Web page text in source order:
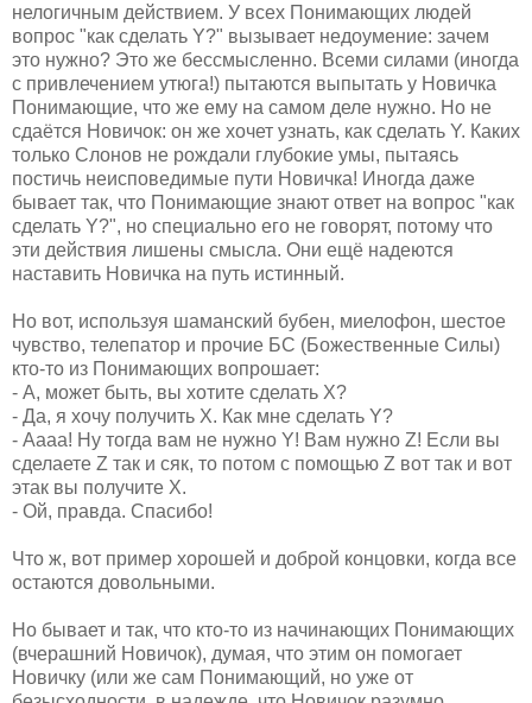
нелогичным действием. У всех Понимающих людей
вопрос "как сделать Y?" вызывает недоумение: зачем
это нужно? Это же бессмысленно. Всеми силами (иногда
с привлечением утюга!) пытаются выпытать у Новичка
Понимающие, что же ему на самом деле нужно. Но не
сдаётся Новичок: он же хочет узнать, как сделать Y. Каких
только Слонов не рождали глубокие умы, пытаясь
постичь неисповедимые пути Новичка! Иногда даже
бывает так, что Понимающие знают ответ на вопрос "как
сделать Y?", но специально его не говорят, потому что
эти действия лишены смысла. Они ещё надеются
наставить Новичка на путь истинный.
Но вот, используя шаманский бубен, миелофон, шестое
чувство, телепатор и прочие БС (Божественные Силы)
кто-то из Понимающих вопрошает:
- А, может быть, вы хотите сделать X?
- Да, я хочу получить X. Как мне сделать Y?
- Аааа! Ну тогда вам не нужно Y! Вам нужно Z! Если вы
сделаете Z так и сяк, то потом с помощью Z вот так и вот
этак вы получите X.
- Ой, правда. Спасибо!
Что ж, вот пример хорошей и доброй концовки, когда все
остаются довольными.
Но бывает и так, что кто-то из начинающих Понимающих
(вчерашний Новичок), думая, что этим он помогает
Новичку (или же сам Понимающий, но уже от